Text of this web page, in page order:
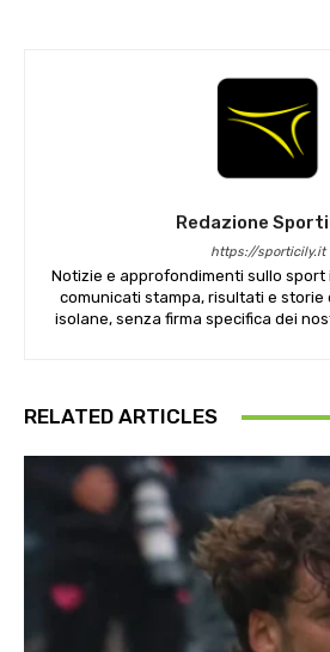
Redazione
https://sporticily.it
Notizie e approfondimenti sullo sport
comunicati stampa, risultati e storie
isolane, senza firma specifica dei
RELATED ARTICLES